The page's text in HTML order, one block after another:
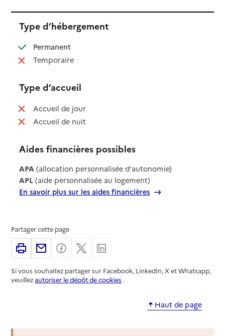
Type d’hébergement
Permanent: disponible
Temporaire: non disponible
Type d’accueil
Accueil de jour: non disponible
Accueil de nuit: non disponible
Aides financières possibles
APA (allocation personnalisée d'autonomie)
APL (aide personnalisée au logement)
En savoir plus sur les aides financières
Partager cette page
ImprimerPartager par email
Partager sur Facebook
Partager sur X
Si vous souhaitez partager sur Facebook, LinkedIn, X et Whatsapp,
veuillezautoriser le dépôt de cookies .
Haut de page